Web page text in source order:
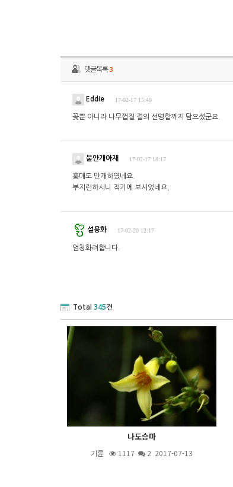
댓글목록3
Eddie 17-02-17 15:49
꽃뿐 아니라 나무껍질 결의 선명함까지 담으셨군요.
물안개아재 17-02-17 18:17
홍매도 만개하였네요.
부지런하시니 적기에 보시었네요,
설용화 17-02-20 12:17
엄청화려합니다.
Total 345건
나도승마
기륜 1117 2 2017-07-13